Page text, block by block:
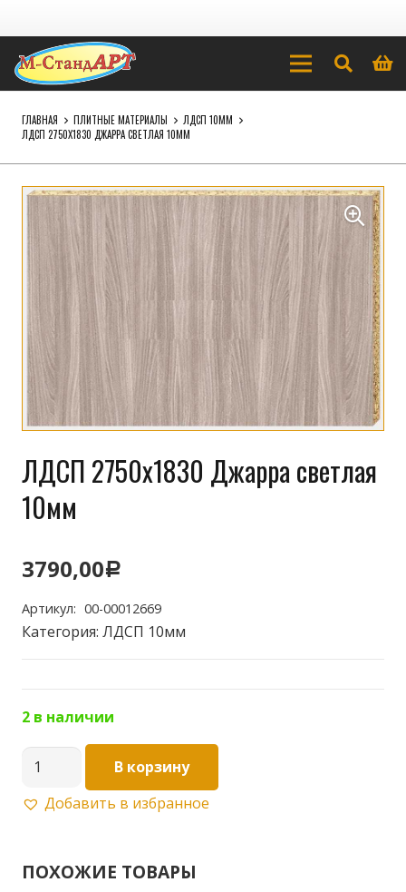
ГЛАВНАЯ ПЛИТНЫЕ МАТЕРИАЛЫ
ЛДСП 10ММ
ЛДСП 2750Х1830 ДЖАРРА СВЕТЛАЯ 10ММ
ЛДСП 2750х1830 Джарра светлая
10мм
3790,00Р
Артикул: 00-00012669
Категория: ЛДСП 10мм
2 в наличии
Количество
ЛДСП
В корзину
Добавить в избранное
ПОХОЖИЕ ТОВАРЫ